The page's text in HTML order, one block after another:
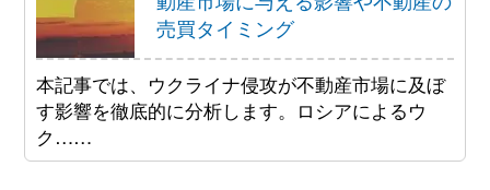
売買タイミング
本記事では、ウクライナ侵攻が不動産市場に及ぼ
す影響を徹底的に分析します。ロシアによるウ
ク……